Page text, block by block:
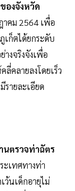
องจังหวัด
คม 2564 เพื่อ
เก็ตได้ยกระดับ
งจริงจังเพื่อ
คลายลงโดยเร็ว
ายละเอียด
นตรวจท่าฉัตร
ะเทศทางท่า
ว้นเด็กอายุไม่